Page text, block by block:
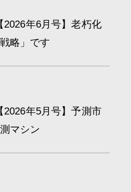
2026年6月号】老朽化
略」です
年5月号】予測市
マシン